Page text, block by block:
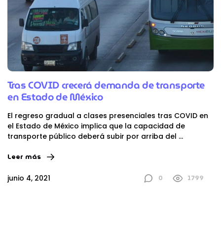
Tras COVID crecerá demanda de transporte
en Estado de México
El regreso gradual a clases presenciales tras COVID en
el Estado de México implica que la capacidad de
transporte público deberá subir por arriba del ...
Leer más
junio 4, 2021 0 1799